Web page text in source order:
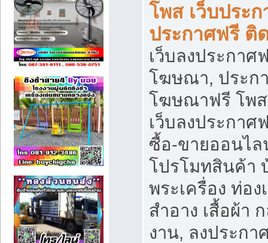
โพส เว็บประก
ประกาศฟรี ติ
เว็บลงประกา
โฆษณา, ประก
โฆษณาฟรี โพส
เว็บลงประกา
ซื้อ-ขายออนไล
โปรโมทสินค้า
พระเครื่อง ท่อง
สำอาง เสื้อผ้า
งาน, ลงประก